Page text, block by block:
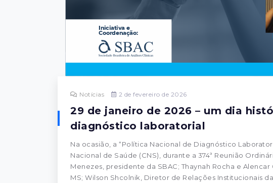
Notícias 2 de fevereiro de 2026
29 de janeiro de 2026 – um dia
diagnóstico laboratorial
Na ocasião, a “Política Nacional de Diagnóstico
Nacional de Saúde (CNS), durante a 374ª Reunião
Menezes, presidente da SBAC; Thaynah Rocha e
MS; Wilson Shcolnik, Diretor de Relações Institucionais